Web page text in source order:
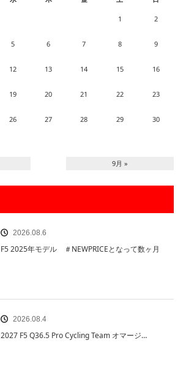
1 2
5 6 7 8 9
12 13 14 15 16
19 20 21 22 23
26 27 28 29 30
9月 »
2026.08.6
F5 2025年モデル ＃NEWPRICEとなって数ヶ月
2026.08.4
2027 F5 Q36.5 Pro Cycling Team オマージ…